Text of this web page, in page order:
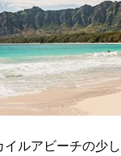
ルアビーチの少